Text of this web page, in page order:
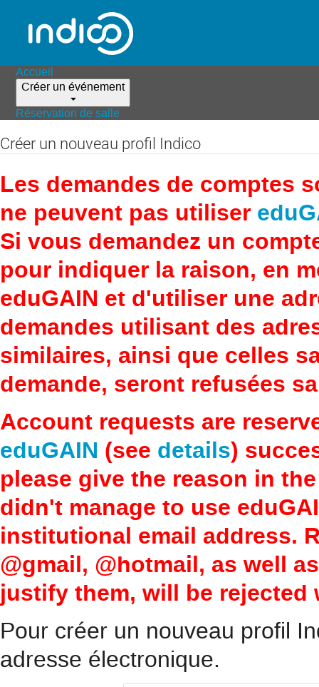
Accueil
Créer un événement
Réservation de salle
Créer un nouveau profil Indico
Les demandes de comptes
ne peuvent pas utiliser
Si vous demandez un
pour indiquer la raison, en
eduGAIN et d'utiliser une
demandes utilisant des
similaires, ainsi que celles
demande, seront refusées
Account requests are
eduGAIN (see details)
please give the reason in
didn't manage to use
institutional email address.
@gmail, @hotmail, as well
justify them, will be
Pour créer un nouveau profil
adresse électronique.